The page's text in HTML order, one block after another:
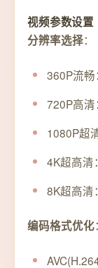
视频参数设置
分辨率选择：
360P流
720P高
1080P超
4K超高清
8K超高清
编码格式优化：